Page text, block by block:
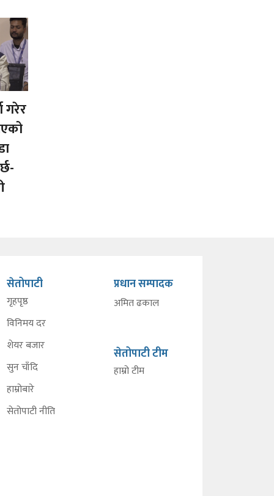
गरेर
सेतोपाटी
गृहपृष्ठ
विनिमय दर
शेयर बजार
सुन चाँदि
हाम्रोबारे
सेतोपाटी नीति
प्रधान सम्पादक
अमित ढकाल
सेतोपाटी टीम
हाम्रो टीम